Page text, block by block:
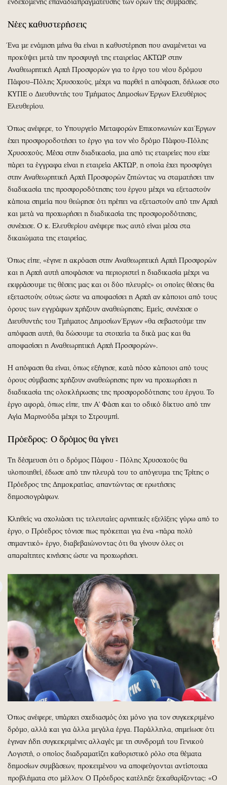
ενδεχόμενης επαναδιαπραγμάτευσης των όρων της σύμβασης.
Νέες καθυστερήσεις
Ένα με ενάμιση μήνα θα είναι η καθυστέρηση που αναμένεται να
προκύψει μετά την προσφυγή της εταιρείας ΑΚΤΩΡ στην
Αναθεωρητική Αρχή Προσφορών για το έργο του νέου δρόμου
Πάφου–Πόλης Χρυσοχούς, μέχρι να παρθεί η απόφαση, δήλωσε στο
ΚΥΠΕ ο Διευθυντής του Τμήματος Δημοσίων Έργων Ελευθέριος
Ελευθερίου.
Όπως ανέφερε, το Υπουργείο Μεταφορών Επικοινωνιών και Έργων
έχει προσφοροδοτήσει το έργο για τον νέο δρόμο Πάφου-Πόλης
Χρυσοχούς. Μέσα στην διαδικασία, μια από τις εταιρείες που είχε
πάρει τα έγγραφα είναι η εταιρεία ΑΚΤΩΡ, η οποία έχει προσφύγει
στην Αναθεωρητική Αρχή Προσφορών ζητώντας να σταματήσει την
διαδικασία της προσφοροδότησης του έργου μέχρι να εξεταστούν
κάποια σημεία που θεώρησε ότι πρέπει να εξεταστούν από την Αρχή
και μετά να προχωρήσει η διαδικασία της προσφοροδότησης,
συνέχισε. Ο κ. Ελευθερίου ανέφερε πως αυτό είναι μέσα στα
δικαιώματα της εταιρείας.
Όπως είπε, «έγινε η ακρόαση στην Αναθεωρητική Αρχή Προσφορών
και η Αρχή αυτή αποφάσισε να περιοριστεί η διαδικασία μέχρι να
εκφράσουμε τις θέσεις μας και οι δύο πλευρές» οι οποίες θέσεις θα
εξεταστούν, ούτως ώστε να αποφασίσει η Αρχή αν κάποιοι από τους
όρους των εγγράφων χρήζουν αναθεώρησης. Εμείς, συνέχισε ο
Διευθυντής του Τμήματος Δημοσίων Έργων «θα σεβαστούμε την
απόφαση αυτή, θα δώσουμε τα στοιχεία τα δικά μας και θα
αποφασίσει η Αναθεωρητική Αρχή Προσφορών».
Η απόφαση θα είναι, όπως εξήγησε, κατά πόσο κάποιοι από τους
όρους σύμβασης χρήζουν αναθεώρησης πριν να προχωρήσει η
διαδικασία της ολοκλήρωσης της προσφοροδότησης του έργου. Το
έργο αφορά, όπως είπε, την Α' Φάση και το οδικό δίκτυο από την
Αγία Μαρινούδα μέχρι το Στρουμπί.
Πρόεδρος: Ο δρόμος θα γίνει
Τη δέσμευση ότι ο δρόμος Πάφου - Πόλης Χρυσοχούς θα
υλοποιηθεί, έδωσε από την πλευρά του το απόγευμα της Τρίτης ο
Πρόεδρος της Δημοκρατίας, απαντώντας σε ερωτήσεις
δημοσιογράφων.
Κληθείς να σχολιάσει τις τελευταίες αρνητικές εξελίξεις γύρω από το
έργο, ο Πρόεδρος τόνισε πως πρόκειται για ένα «πάρα πολύ
σημαντικό» έργο, διαβεβαιώνοντας ότι θα γίνουν όλες οι
απαραίτητες κινήσεις ώστε να προχωρήσει.
Όπως ανέφερε, υπάρχει σχεδιασμός όχι μόνο για τον συγκεκριμένο
δρόμο, αλλά και για άλλα μεγάλα έργα. Παράλληλα, σημείωσε ότι
έγιναν ήδη συγκεκριμένες αλλαγές με τη συνδρομή του Γενικού
Λογιστή, ο οποίος διαδραματίζει καθοριστικό ρόλο στα θέματα
δημοσίων συμβάσεων, προκειμένου να αποφεύγονται αντίστοιχα
προβλήματα στο μέλλον. Ο Πρόεδρος κατέληξε ξεκαθαρίζοντας: «Ο